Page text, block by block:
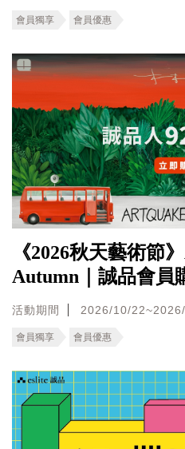
會員獨享 會員優惠
《2026秋天藝術節
Autumn｜誠品會員
活動期間 2026/10/
會員獨享 會員優惠